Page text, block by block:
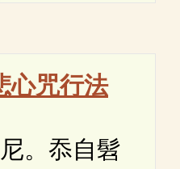
心咒行法
。忝自髫